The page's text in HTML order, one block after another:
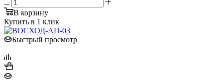
В корзину
Купить в 1 клик
Быстрый просмотр